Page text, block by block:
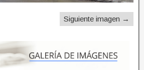
Siguiente imagen →